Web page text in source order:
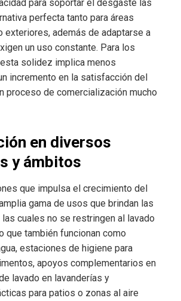
para soportar el desgaste las
perfecta tanto para áreas
exteriores, además de adaptarse a
un uso constante. Para los
solidez implica menos
incremento en la satisfacción del
proceso de comercialización mucho
en diversos
y ámbitos
que impulsa el crecimiento del
gama de usos que brindan las
cuales no se restringen al lavado
que también funcionan como
estaciones de higiene para
apoyos complementarios en
lavado en lavanderías y
para patios o zonas al aire